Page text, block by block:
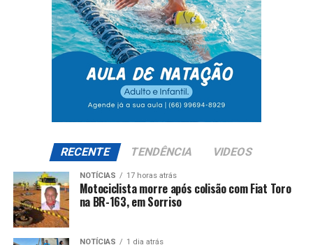
RECENTE TENDÊNCIA VIDEOS
NOTÍCIAS 17 horas atrás
Motociclista morre após colisão com Fiat Toro
na BR-163, em Sorriso
NOTÍCIAS 1 dia atrás